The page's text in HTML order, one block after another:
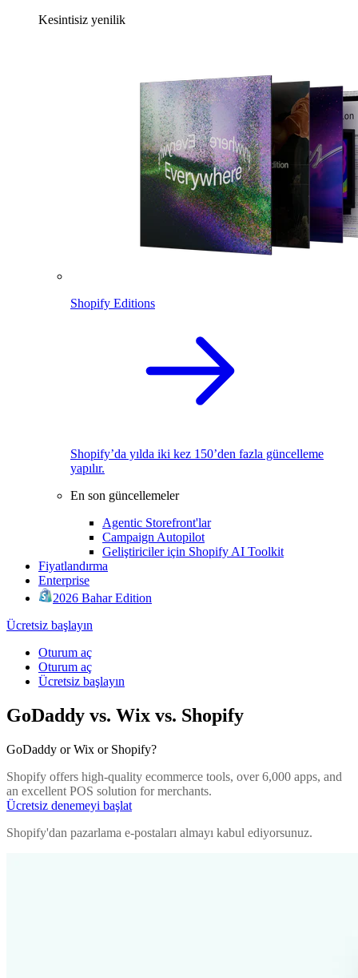
Kesintisiz yenilik
Shopify Editions
Shopify’da yılda iki kez 150’den fazla güncelleme
yapılır.
En son güncellemeler
Agentic Storefront'lar
Campaign Autopilot
Geliştiriciler için Shopify AI Toolkit
Fiyatlandırma
Enterprise
2026 Bahar Edition
Ücretsiz başlayın
Oturum aç
Oturum aç
Ücretsiz başlayın
GoDaddy vs. Wix vs. Shopify
GoDaddy or Wix or Shopify?
Shopify offers high-quality ecommerce tools, over 6,000 apps, and
an excellent POS solution for merchants.
Ücretsiz denemeyi başlat
Shopify'dan pazarlama e-postaları almayı kabul ediyorsunuz.